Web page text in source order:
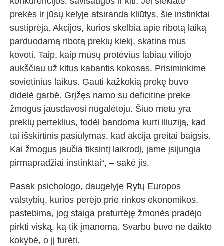
prekės ir jūsų kelyje atsiranda kliūtys, šie instinktai
sustiprėja. Akcijos, kurios skelbia apie ribotą laiką
parduodamą ribotą prekių kiekį, skatina mus
kovoti. Taip, kaip mūsų protėvius labiau viliojo
aukščiau už kitus kabantis kokosas. Prisiminkime
sovietinius laikus. Gauti kažkokią prekę buvo
didelė garbė. Grįžęs namo su deficitine preke
žmogus jausdavosi nugalėtoju. Šiuo metu yra
prekių perteklius, todėl bandoma kurti iliuziją, kad
tai išskirtinis pasiūlymas, kad akcija greitai baigsis.
Kai žmogus jaučia tiksintį laikrodį, jame įsijungia
pirmapradžiai instinktai“, – sakė jis.
Pasak psichologo, daugelyje Rytų Europos
valstybių, kurios perėjo prie rinkos ekonomikos,
pastebima, jog staiga praturtėję žmonės pradėjo
pirkti viską, ką tik įmanoma. Svarbu buvo ne daikto
kokybė, o jį turėti.